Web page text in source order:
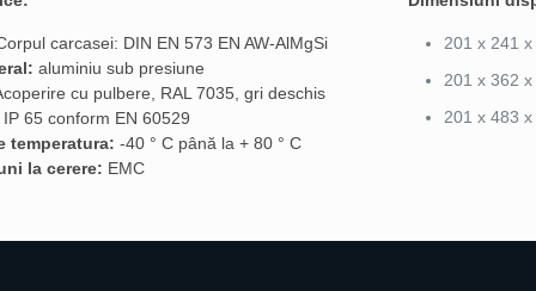
carcasei: DIN EN 573 EN AW-AlMgSi
aluminiu sub presiune
cu pulbere, RAL 7035, gri deschis
65 conform EN 60529
temperatura: -40 ° C până la + 80 ° C
la cerere: EMC
201 x 241 x
201 x 362 x
201 x 483 x